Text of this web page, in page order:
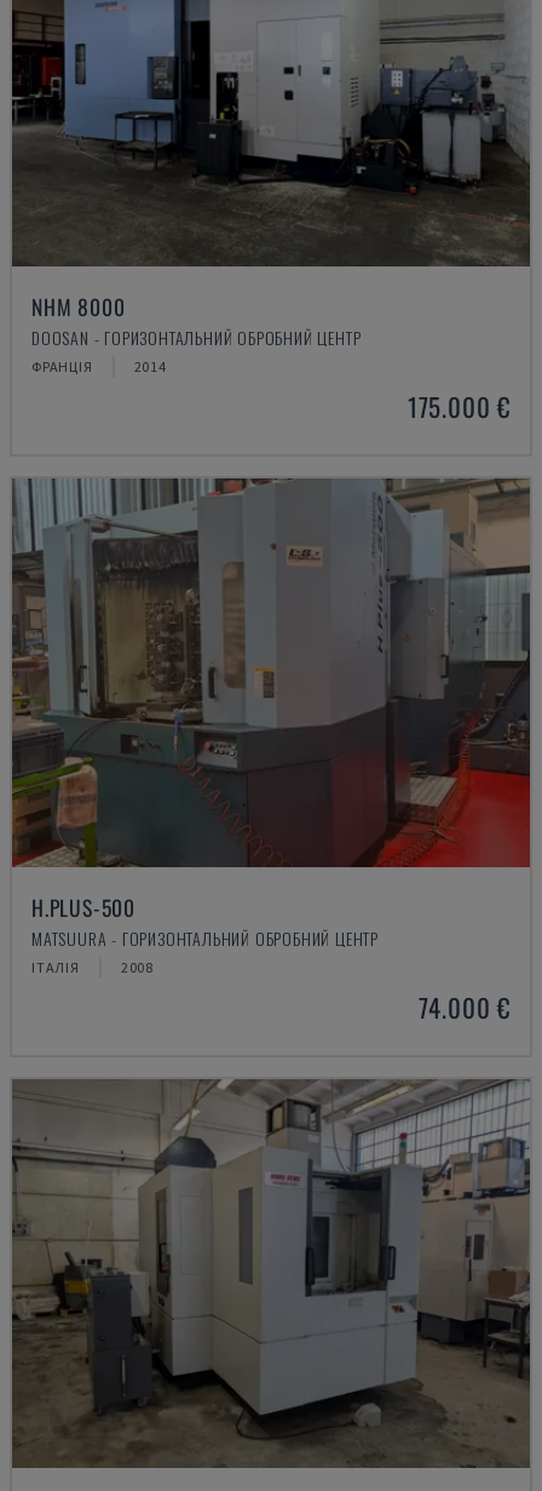
NHM 8000
DOOSAN - ГОРИЗОНТАЛЬНИЙ ОБРОБНИЙ ЦЕНТР
ФРАНЦІЯ 2014
175.000 €
H.PLUS-500
MATSUURA - ГОРИЗОНТАЛЬНИЙ ОБРОБНИЙ ЦЕНТР
ІТАЛІЯ 2008
74.000 €